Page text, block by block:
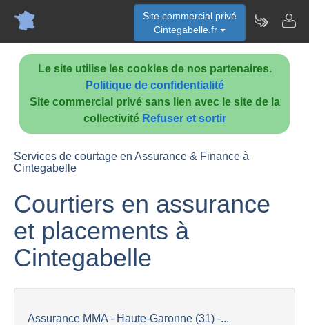
Le site utilise les cookies de nos partenaires.
Politique de confidentialité
Site commercial privé sans lien avec le site de la
collectivité Refuser et sortir
Site commercial privé
Cintegabelle.fr
Services de courtage en Assurance & Finance à
Cintegabelle
Courtiers en assurance
et placements à
Cintegabelle
Assurance MMA - Haute-Garonne (31) -...